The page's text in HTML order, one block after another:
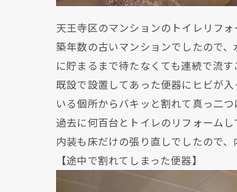
天王寺区のマンションのトイレリフォ
築年数の古いマンションでしたので
に貯まるまで待たなくても連続で流
既設で設置してあった便器にヒビが
いる個所からバキッと割れて真っ二
過去に何百台とトイレのリフォーム
内装も床だけの張り直しでしたので
【途中で割れてしまった便器】